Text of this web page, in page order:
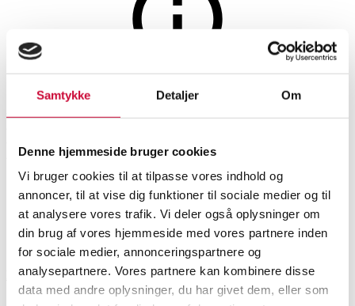
Samtykke Detaljer Om
Denne hjemmeside bruger cookies
Vi bruger cookies til at tilpasse vores indhold og
annoncer, til at vise dig funktioner til sociale medier og til
at analysere vores trafik. Vi deler også oplysninger om
din brug af vores hjemmeside med vores partnere inden
for sociale medier, annonceringspartnere og
analysepartnere. Vores partnere kan kombinere disse
data med andre oplysninger, du har givet dem, eller som
Bronze, kobber, messing, tin
E. A. Naesman & Co.,
Eskilstuna: Et par kandelabre
af malm, ca. 1890 (2)
SHOWROOM
Hørsholm
VURDERING
DKK 1.300
VARENUMMER
6499256